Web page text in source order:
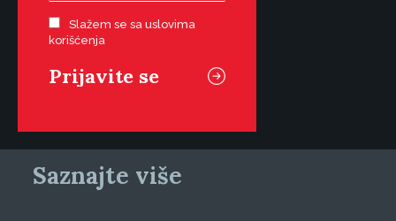
Slažem se sa uslovima
korišćenja
Saznajte više